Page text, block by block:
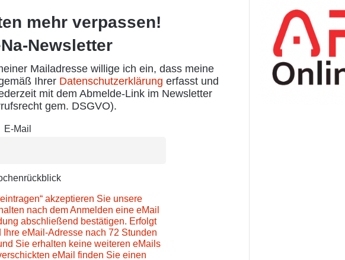
mehr verpassen!
Newsletter
Mailadresse willige ich ein, dass meine
Ihrer Datenschutzerklärung erfasst und
mit dem Abmelde-Link im Newsletter
gem. DSGVO).
E-Mail
akzeptieren Sie unsere
nach dem Anmelden eine eMail
abschließend bestätigen. Erfolgt
eMail-Adresse nach 72 Stunden
Sie erhalten keine weiteren eMails
eMail finden Sie einen